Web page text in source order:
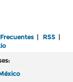
| RSS |